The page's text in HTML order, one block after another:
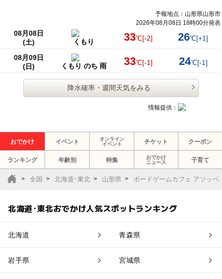
予報地点：山形県山形市
2026年08月08日 18時00分発表
08月08日
(土)
くもり 33℃[-2] 26℃[+1]
08月09日
(日)
くもり のち 雨 33℃[-1] 24℃[-1]
降水確率・週間天気をみる
情報提供：
おでかけ イベント
オンライン
イベント
チケット クーポン
ランキング 年齢別 特集
おでかけ
ニュース
子育て
全国 北海道･東北 山形県 ボードゲームカフェ アソッベ
北海道･東北おでかけ人気スポットランキング
北海道 青森県
岩手県 宮城県